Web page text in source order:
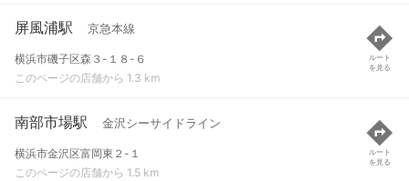
屏風浦駅 京急本線
横浜市磯子区森３-１８-６
このページの店舗から 1.3 km
ルート
を見る
南部市場駅 金沢シーサイドライン
横浜市金沢区富岡東２-１
このページの店舗から 1.5 km
ルート
を見る